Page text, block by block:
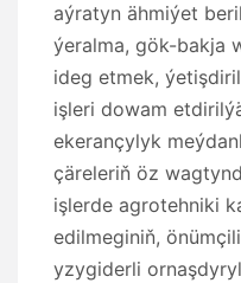
aýratyn ähmiýet
ýeralma, gök-bakja
ideg etmek,
işleri dowam
ekerançylyk
çäreleriň öz
işlerde agrotehniki
edilmeginiň,
yzygiderli